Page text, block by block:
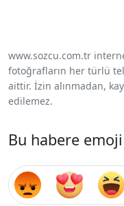
www.sozcu.com.tr
fotoğrafların her türlü
aittir. İzin alınmadan,
edilemez.
Bu habere